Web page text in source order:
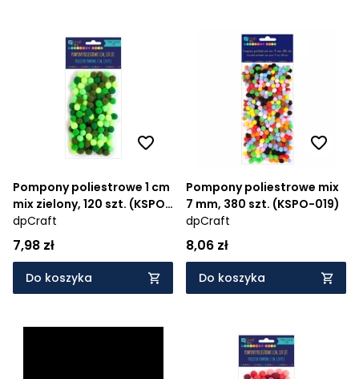
Pompony poliestrowe 1 cm
mix zielony, 120 szt. (KSPO-
029)
dpCraft
7,98 zł
Do koszyka
Pompony poliestrowe mix
7 mm, 380 szt. (KSPO-019)
dpCraft
8,06 zł
Do koszyka